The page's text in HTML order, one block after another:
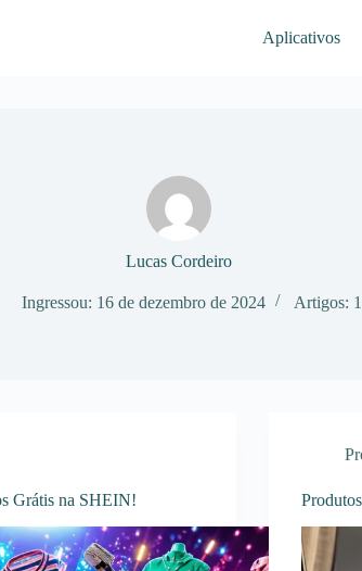
Aplicativos
Lucas Cordeiro
Ingressou: 16 de dezembro de 2024 Artigos:
Grátis na SHEIN!